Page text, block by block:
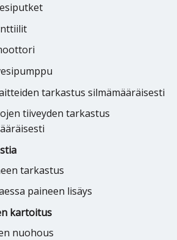
tarkastus silmämääräisesti
tiiveyden tarkastus
tarkastus
paineen lisäys
kartoitus
nuohous